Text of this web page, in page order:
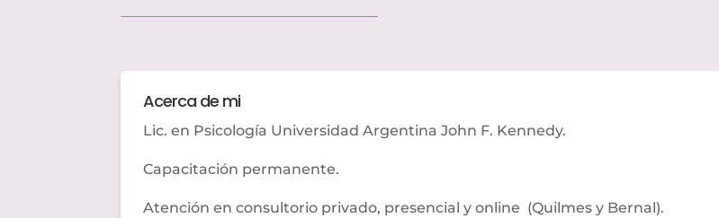
Acerca de mi
Lic. en Psicología Universidad ArgentinaJohn F. Kennedy.
Capacitación permanente.
Atención en consultorio privado, presencial yonline (Quilmes y Bernal).